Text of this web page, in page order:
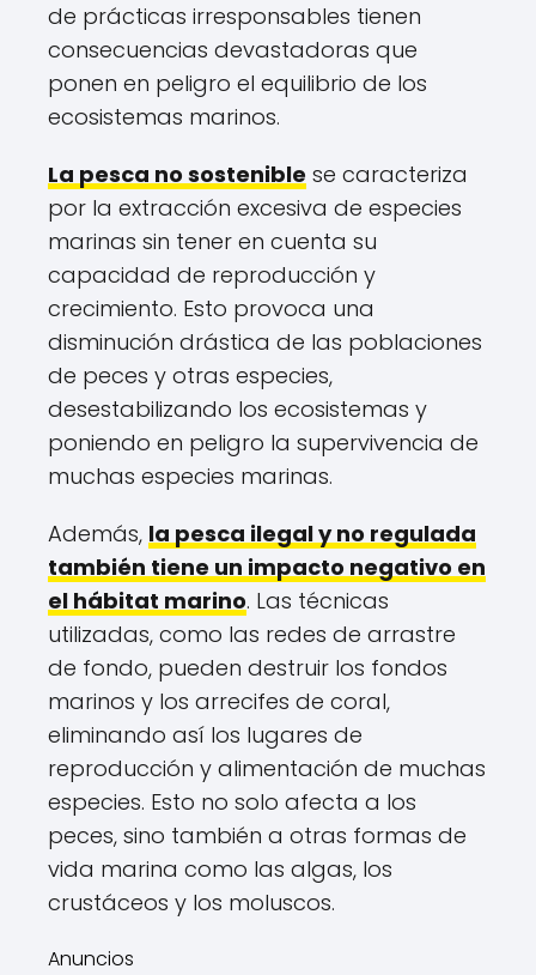
de prácticas irresponsables tienen
consecuencias devastadoras que
ponen en peligro el equilibrio de los
ecosistemas marinos.
La pesca no sostenible se caracteriza
por la extracción excesiva de especies
marinas sin tener en cuenta su
capacidad de reproducción y
crecimiento. Esto provoca una
disminución drástica de las poblaciones
de peces y otras especies,
desestabilizando los ecosistemas y
poniendo en peligro la supervivencia de
muchas especies marinas.
Además, la pesca ilegal y no regulada
también tiene un impacto negativo en
el hábitat marino. Las técnicas
utilizadas, como las redes de arrastre
de fondo, pueden destruir los fondos
marinos y los arrecifes de coral,
eliminando así los lugares de
reproducción y alimentación de muchas
especies. Esto no solo afecta a los
peces, sino también a otras formas de
vida marina como las algas, los
crustáceos y los moluscos.
Anuncios